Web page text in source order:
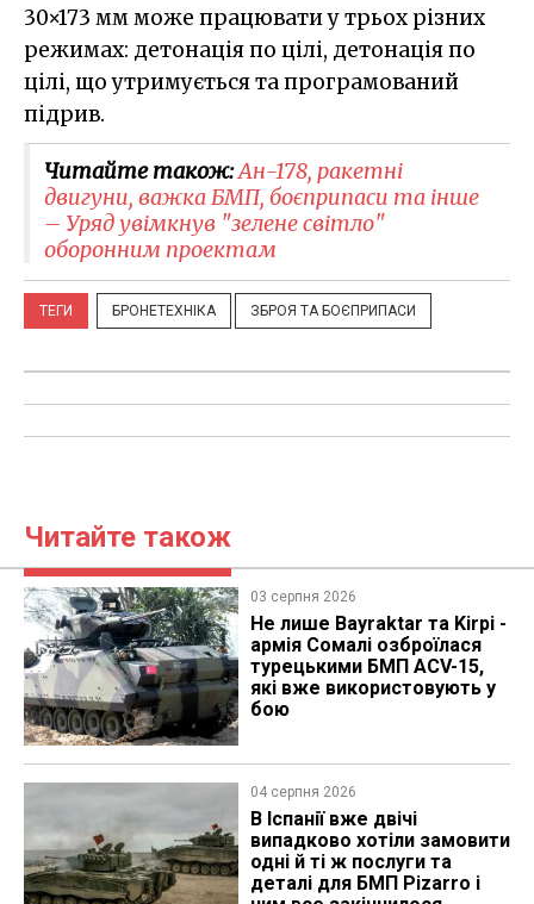
30×173 мм може працювати у трьох різних
режимах: детонація по цілі, детонація по
цілі, що утримується та програмований
підрив.
Читайте також:Ан-178, ракетні
двигуни, важка БМП, боєприпаси та інше
– Уряд увімкнув "зелене світло"
оборонним проектам
ТЕГИ БРОНЕТЕХНІКА ЗБРОЯ ТА БОЄПРИПАСИ
Читайте також
03 серпня 2026
Не лише Bayraktar та Kirpi -
армія Сомалі озброїлася
турецькими БМП ACV-15,
які вже використовують у
бою
04 серпня 2026
В Іспанії вже двічі
випадково хотіли замовити
одні й ті ж послуги та
деталі для БМП Pizarro і